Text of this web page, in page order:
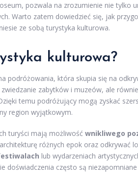
pozwala na zrozumienie nie tylko
Warto zatem dowiedzieć się, jak
ze sobą turystyka kulturowa.
kulturowa?
podróżowania, która skupia się na
zabytków i muzeów, ale
temu podróżujący mogą zyskać
region wyjątkowym.
turyści mają możliwość wnikliwego
różnych epok oraz odkrywać
lub wydarzeniach
doświadczenia często są